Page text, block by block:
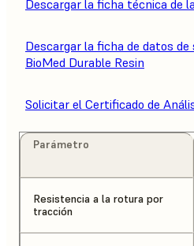
Descargar la ficha técnica de
Descargar la ficha de datos de
BioMed Durable Resin
Solicitar el Certificado de
Parámetro
Resistencia a la rotura por
tracción